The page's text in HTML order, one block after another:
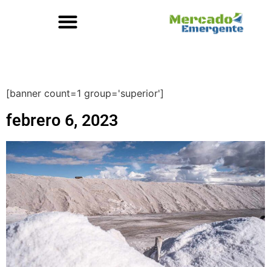
[banner count=1 group='superior']
febrero 6, 2023